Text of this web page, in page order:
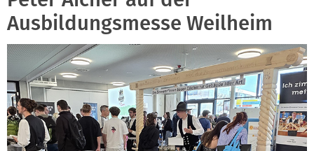
Ausbildungsmesse Weilheim